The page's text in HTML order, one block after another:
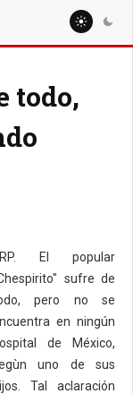
todo,
El popular
sufre de
pero no se
en ningún
de México,
uno de sus
Tal aclaración